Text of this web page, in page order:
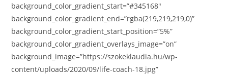
background_color_gradient_start=”#345168″
background_color_gradient_end=”rgba(219,219,219,0)”
background_color_gradient_start_position=”5%”
background_color_gradient_overlays_image=”on”
background_image=”https://szokeklaudia.hu/wp-
content/uploads/2020/09/life-coach-18.jpg”